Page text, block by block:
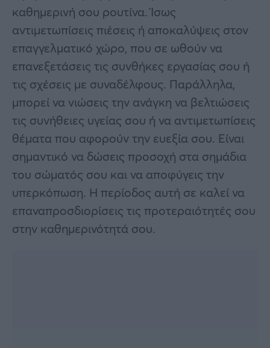
καθημερινή σου ρουτίνα. Ίσως
αντιμετωπίσεις πιέσεις ή αποκαλύψεις στον
επαγγελματικό χώρο, που σε ωθούν να
επανεξετάσεις τις συνθήκες εργασίας σου ή
τις σχέσεις με συναδέλφους. Παράλληλα,
μπορεί να νιώσεις την ανάγκη να βελτιώσεις
τις συνήθειες υγείας σου ή να αντιμετωπίσεις
θέματα που αφορούν την ευεξία σου. Είναι
σημαντικό να δώσεις προσοχή στα σημάδια
του σώματός σου και να αποφύγεις την
υπερκόπωση. Η περίοδος αυτή σε καλεί να
επαναπροσδιορίσεις τις προτεραιότητές σου
στην καθημερινότητά σου.